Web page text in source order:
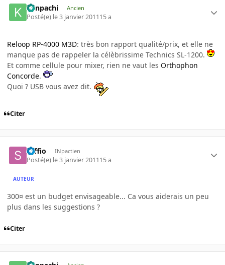
Kenpachi Ancien
Posté(e) le 3 janvier 201115 a
Reloop RP-4000 M3D: très bon rapport qualité/prix, et elle ne
manque pas de rappeler la célèbrissime Technics SL-1200.
Et comme cellule pour mixer, rien ne vaut les Orthophon
Concorde.
Quoi ? USB vous avez dit.
Citer
saffio INpactien
Posté(e) le 3 janvier 201115 a
AUTEUR
300¤ est un budget envisageable... Ca vous aiderais un peu
plus dans les suggestions ?
Citer